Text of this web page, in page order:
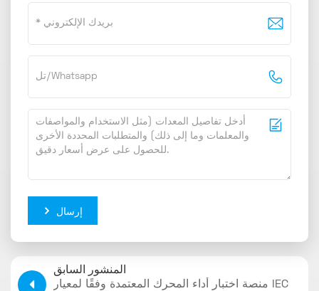
إرسال
المنشور السابق
منصة اختبار أداء المحرك المعتمدة وفقًا لمعيار IEC